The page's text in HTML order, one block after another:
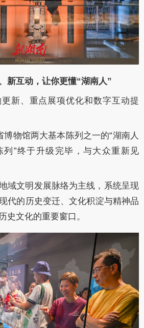
新互动，让你更懂“湖南人”
新、重点展项优化和数字互动提
博物馆两大基本陈列之一的“湖南人
”终于升级完毕，与大众重新见
域文明发展脉络为主线，系统呈现
代的历史变迁、文化积淀与精神品
史文化的重要窗口。